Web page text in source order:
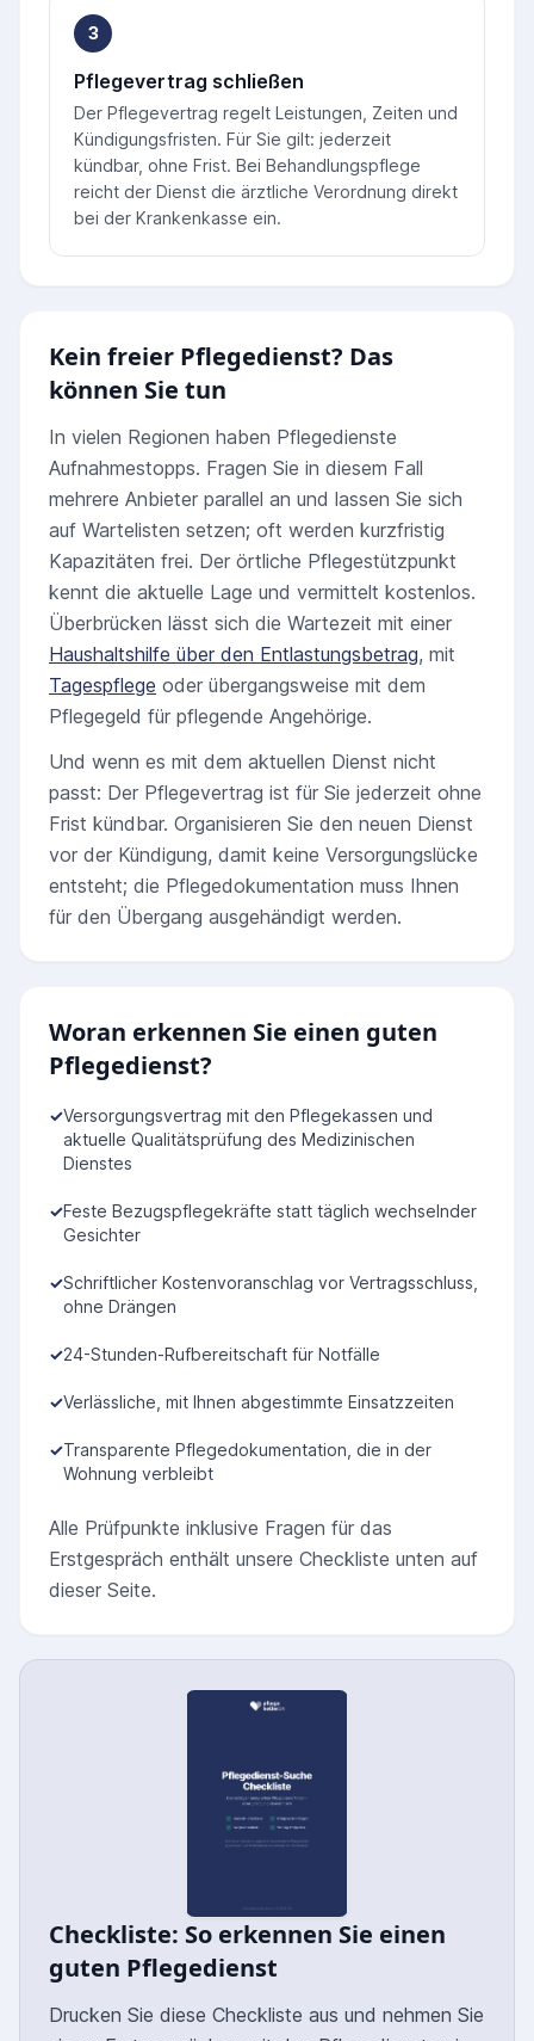
3
Pflegevertrag schließen
Der Pflegevertrag regelt Leistungen, Zeiten und
Kündigungsfristen. Für Sie gilt: jederzeit
kündbar, ohne Frist. Bei Behandlungspflege
reicht der Dienst die ärztliche Verordnung direkt
bei der Krankenkasse ein.
Kein freier Pflegedienst? Das
können Sie tun
In vielen Regionen haben Pflegedienste
Aufnahmestopps. Fragen Sie in diesem Fall
mehrere Anbieter parallel an und lassen Sie sich
auf Wartelisten setzen; oft werden kurzfristig
Kapazitäten frei. Der örtliche Pflegestützpunkt
kennt die aktuelle Lage und vermittelt kostenlos.
Überbrücken lässt sich die Wartezeit mit einer
Haushaltshilfe über den Entlastungsbetrag, mit
Tagespflege oder übergangsweise mit dem
Pflegegeld für pflegende Angehörige.
Und wenn es mit dem aktuellen Dienst nicht
passt: Der Pflegevertrag ist für Sie jederzeit ohne
Frist kündbar. Organisieren Sie den neuen Dienst
vor der Kündigung, damit keine Versorgungslücke
entsteht; die Pflegedokumentation muss Ihnen
für den Übergang ausgehändigt werden.
Woran erkennen Sie einen guten
Pflegedienst?
✓Versorgungsvertrag mit den Pflegekassen und
aktuelle Qualitätsprüfung des Medizinischen
Dienstes
✓Feste Bezugspflegekräfte statt täglich wechselnder
Gesichter
✓Schriftlicher Kostenvoranschlag vor Vertragsschluss,
ohne Drängen
✓24-Stunden-Rufbereitschaft für Notfälle
✓Verlässliche, mit Ihnen abgestimmte Einsatzzeiten
✓Transparente Pflegedokumentation, die in der
Wohnung verbleibt
Alle Prüfpunkte inklusive Fragen für das
Erstgespräch enthält unsere Checkliste unten auf
dieser Seite.
Checkliste: So erkennen Sie einen
guten Pflegedienst
Drucken Sie diese Checkliste aus und nehmen Sie